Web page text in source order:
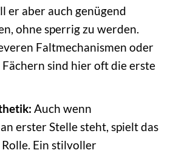
er aber auch genügend
ohne sperrig zu werden.
Faltmechanismen oder
sind hier oft die erste
Auch wenn
erster Stelle steht, spielt das
Ein stilvoller